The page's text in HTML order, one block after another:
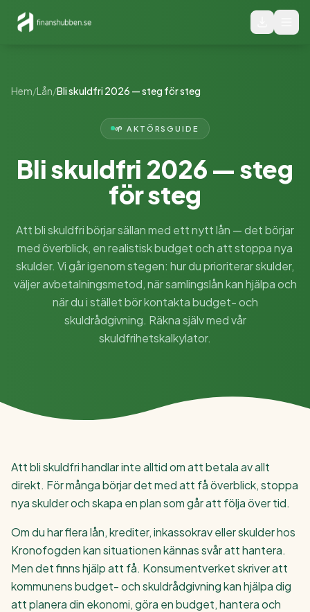
Hem/Lån/Bli skuldfri 2026 — steg för steg
🌱 AKTÖRSGUIDE
Bli skuldfri 2026 — steg
för steg
Att bli skuldfri börjar sällan med ett nytt lån — det börjar
med överblick, en realistisk budget och att stoppa nya
skulder. Vi går igenom stegen: hur du prioriterar skulder,
väljer avbetalningsmetod, när samlingslån kan hjälpa och
när du i stället bör kontakta budget- och
skuldrådgivning. Räkna själv med vår
skuldfrihetskalkylator.
Att bli skuldfri handlar inte alltid om att betala av allt
direkt. För många börjar det med att få överblick, stoppa
nya skulder och skapa en plan som går att följa över tid.
Om du har flera lån, krediter, inkassokrav eller skulder hos
Kronofogden kan situationen kännas svår att hantera.
Men det finns hjälp att få. Konsumentverket skriver att
kommunens budget- och skuldrådgivning kan hjälpa dig
att planera din ekonomi, göra en budget, hantera och